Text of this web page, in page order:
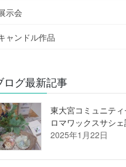
示会
ャンドル作品
ログ最新記事
東大宮コミュニテ
ロマワックスサシ
2025年1月22日